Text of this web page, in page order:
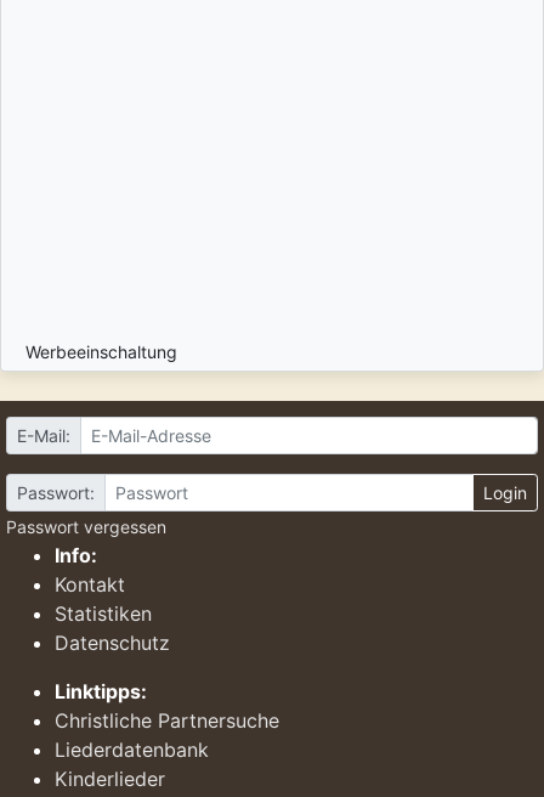
Werbeeinschaltung
E-Mail:
Passwort:
Login
Passwort vergessen
Info:
Kontakt
Statistiken
Datenschutz
Linktipps:
Christliche Partnersuche
Liederdatenbank
Kinderlieder